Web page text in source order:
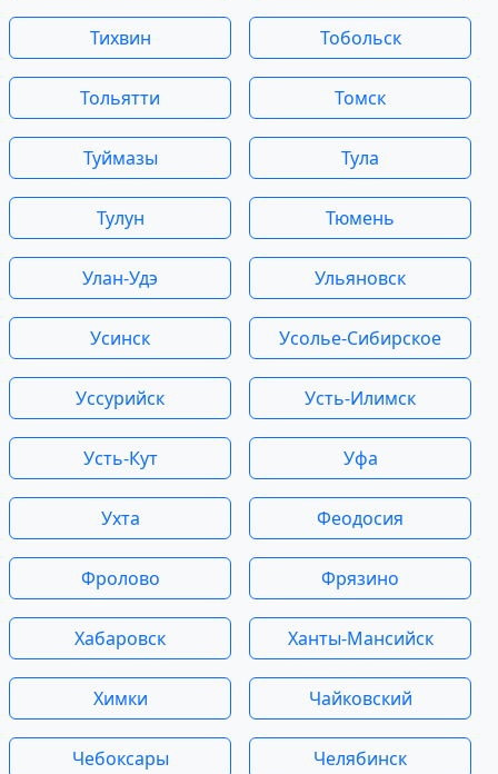
Тихвин Тобольск
Тольятти Томск
Туймазы Тула
Тулун Тюмень
Улан-Удэ Ульяновск
Усинск Усолье-Сибирское
Уссурийск Усть-Илимск
Усть-Кут Уфа
Ухта Феодосия
Фролово Фрязино
Хабаровск Ханты-Мансийск
Химки Чайковский
Чебоксары Челябинск